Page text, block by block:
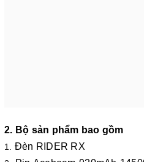
2. Bộ sản phẩm bao gồm
Đèn RIDER RX